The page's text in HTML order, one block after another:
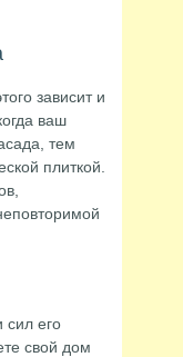
зависит и
ваш
тем
плиткой.
его
свой дом